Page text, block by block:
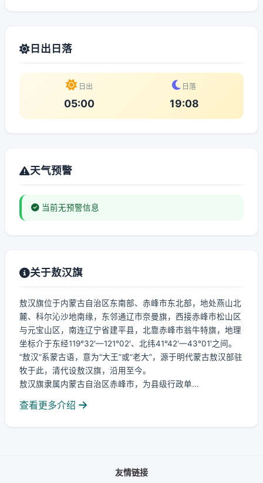
日出日落
日出
05:00
日落
19:08
天气预警
当前无预警信息
关于敖汉旗
敖汉旗位于内蒙古自治区东南部、赤峰市东北部，地处燕山北
麓、科尔沁沙地南缘，东邻通辽市奈曼旗，西接赤峰市松山区
与元宝山区，南连辽宁省建平县，北靠赤峰市翁牛特旗，地理
坐标介于东经119°32′—121°02′、北纬41°42′—43°01′之间。
“敖汉”系蒙古语，意为“大王”或“老大”，源于明代蒙古敖汉部驻
牧于此，清代设敖汉旗，沿用至今。
敖汉旗隶属内蒙古自治区赤峰市，为县级行政单...
查看更多介绍
友情链接